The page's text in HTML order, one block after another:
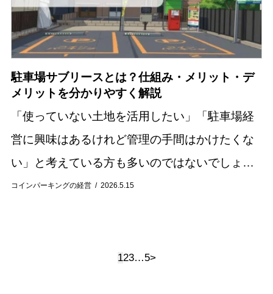
コインパーキングの経営 2026.5.15
駐車場サブリースとは？仕組み・メリット・デ
メリットを分かりやすく解説
「使っていない土地を活用したい」「駐車場経
営に興味はあるけれど管理の手間はかけたくな
い」と考えている方も多いのではないでしょう
か。 そのような土地活用方法として注目されて
123…5>